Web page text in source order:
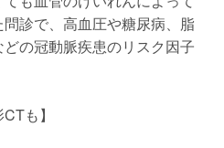
診で、高血圧や糖尿病、脂
の冠動脈疾患のリスク因子
も】